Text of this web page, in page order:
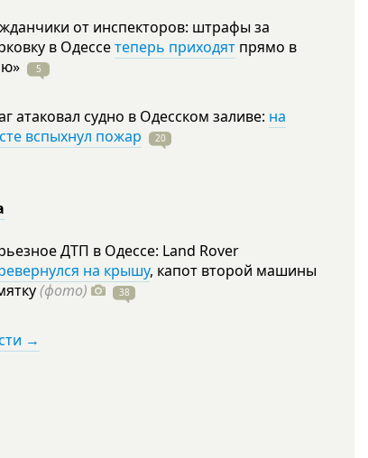
от инспекторов: штрафы за
в Одессетеперь приходят прямо в
5
атаковал судно в Одесском заливе: на
вспыхнул пожар
20
ДТП в Одессе: Land Rover
на крышу, капот второй машины
(фото) 38
→